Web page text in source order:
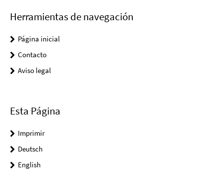
Herramientas de navegación
Página inicial
Contacto
Aviso legal
Esta Página
Imprimir
Deutsch
English